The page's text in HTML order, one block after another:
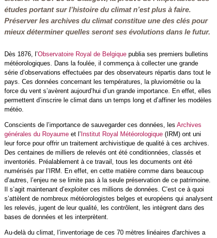
études portant sur l’histoire du climat n’est plus à faire.
Préserver les archives du climat constitue une des clés pour
mieux déterminer quelles seront ses évolutions dans le futur.
Dès 1876, l’Observatoire Royal de Belgiquepublia ses premiers bulletins
météorologiques. Dans la foulée, il commença à collecter une grande
série d’observations effectuées par des observateurs répartis dans tout le
pays. Ces données concernant les températures, la pluviométrie ou la
force du vent s’avèrent aujourd’hui d’un grande importance. En effet, elles
permettent d’inscrire le climat dans un temps long et d’affiner les modèles
météo.
Conscients de l’importance de sauvegarder ces données, les Archives
générales du Royaumeet l’ Institut Royal Météorologique(IRM) ont uni
leur force pour offrir un traitement archivistique de qualité à ces archives.
Des centaines de milliers de relevés ont été conditionnées, classés et
inventoriés. Préalablement à ce travail, tous les documents ont été
numérisés par l’IRM. En effet, en cette matière comme dans beaucoup
d’autres, l’enjeu ne se limite pas à la seule préservation de ce patrimoine.
Il s’agit maintenant d’exploiter ces millions de données. C’est ce à quoi
s’attèlent de nombreux météorologistes belges et européens qui analysent
les relevés, jugent de leur qualité, les contrôlent, les intègrent dans des
bases de données et les interprètent.
Au-delà du climat, l’inventoriage de ces 70 mètres linéaires d'archives a